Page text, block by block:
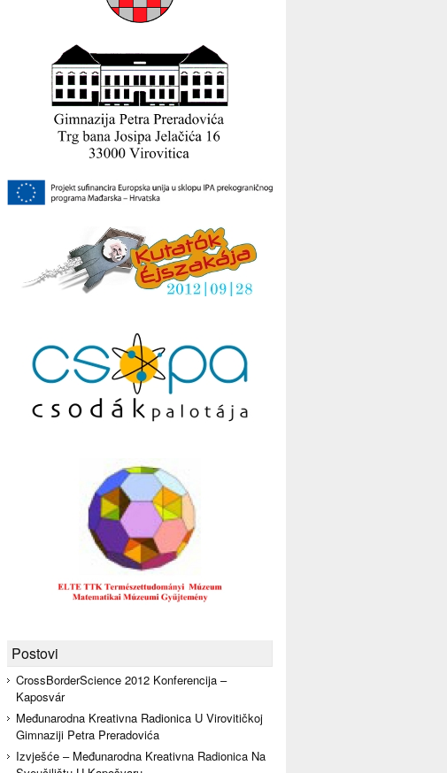
Postovi
CrossBorderScience 2012 Konferencija –
Kaposvár
Međunarodna Kreativna Radionica U Virovitičkoj
Gimnaziji Petra Preradovića
Izvješće – Međunarodna Kreativna Radionica Na